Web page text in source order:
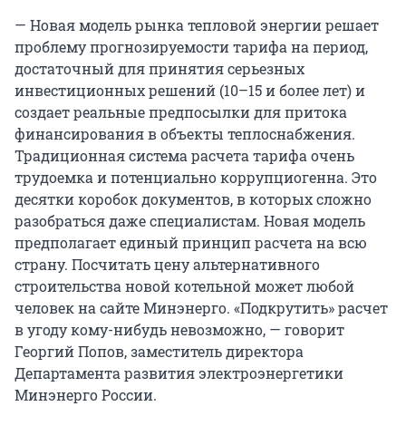
— Новая модель рынка тепловой энергии решает
проблему прогнозируемости тарифа на период,
достаточный для принятия серьезных
инвестиционных решений (10–15 и более лет) и
создает реальные предпосылки для притока
финансирования в объекты теплоснабжения.
Традиционная система расчета тарифа очень
трудоемка и потенциально коррупциогенна. Это
десятки коробок документов, в которых сложно
разобраться даже специалистам. Новая модель
предполагает единый принцип расчета на всю
страну. Посчитать цену альтернативного
строительства новой котельной может любой
человек на сайте Минэнерго. «Подкрутить» расчет
в угоду кому-нибудь невозможно, — говорит
Георгий Попов, заместитель директора
Департамента развития электроэнергетики
Минэнерго России.